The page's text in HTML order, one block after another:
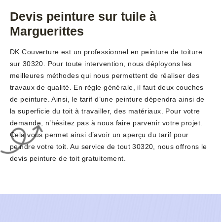
Devis peinture sur tuile à
Marguerittes
DK Couverture est un professionnel en peinture de toiture
sur 30320. Pour toute intervention, nous déployons les
meilleures méthodes qui nous permettent de réaliser des
travaux de qualité. En règle générale, il faut deux couches
de peinture. Ainsi, le tarif d’une peinture dépendra ainsi de
la superficie du toit à travailler, des matériaux. Pour votre
demande, n’hésitez pas à nous faire parvenir votre projet.
Cela vous permet ainsi d’avoir un aperçu du tarif pour
peindre votre toit. Au service de tout 30320, nous offrons le
devis peinture de toit gratuitement.